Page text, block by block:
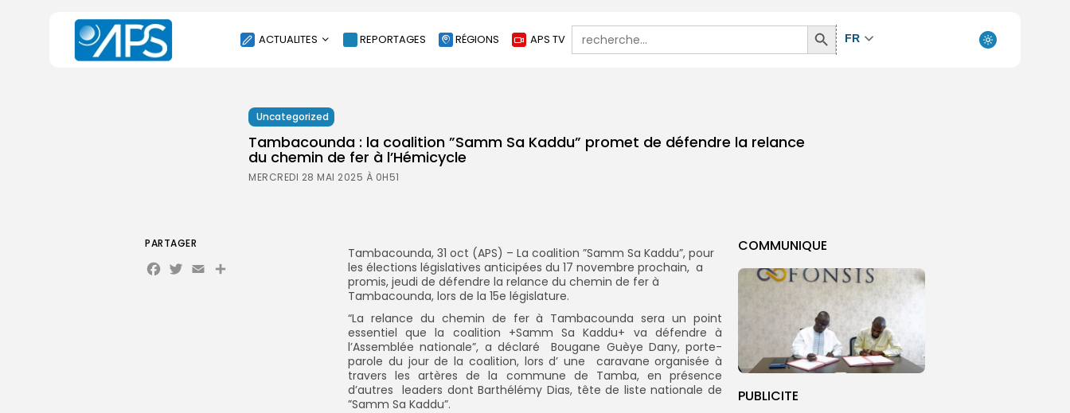
ACTUALITES
SOCIÉTÉ
ÉCONOMIE
CULTURE
REPORTAGES RÉGIONS APS TV
Search
for:
Search
Button
FR
Uncategorized
Tambacounda : la coalition ”Samm Sa Kaddu” promet de défendre la relance
du chemin de fer à l’Hémicycle
MERCREDI 28 MAI 2025 À 0H51
COMMUNIQUE
PUBLICITE
Tambacounda, 31 oct (APS) – La coalition ”Samm Sa Kaddu”, pour
les élections législatives anticipées du 17 novembre prochain, a
promis, jeudi de défendre la relance du chemin de fer à
Tambacounda, lors de la 15e législature.
“La relance du chemin de fer à Tambacounda sera un point
essentiel que la coalition +Samm Sa Kaddu+ va défendre à
l’Assemblée nationale”, a déclaré Bougane Guèye Dany, porte-
parole du jour de la coalition, lors d’ une caravane organisée à
travers les artères de la commune de Tamba, en présence
d’autres leaders dont Barthélémy Dias, tête de liste nationale de
”Samm Sa Kaddu”.
PARTAGER
Facebook
Twitter
Email